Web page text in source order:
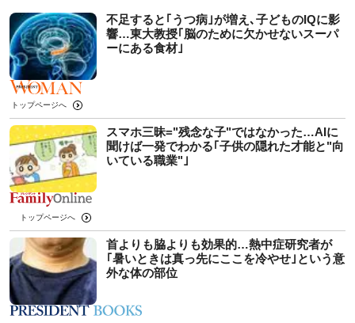
不足すると｢うつ病｣が増え､子どものIQに影
響…東大教授｢脳のために欠かせないスーパ
ーにある食材｣
トップページへ
スマホ三昧="残念な子"ではなかった…AIに
聞けば一発でわかる｢子供の隠れた才能と"向
いている職業"｣
トップページへ
首よりも脇よりも効果的…熱中症研究者が
｢暑いときは真っ先にここを冷やせ｣という意
外な体の部位